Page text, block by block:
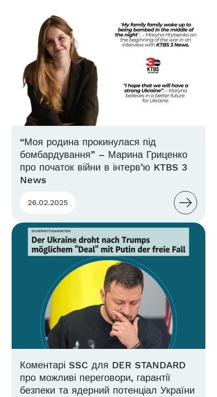
“Моя родина прокинулася під
бомбардування” – Марина Гриценко
про початок війни в інтерв’ю KTBS 3
News
26.02.2025
Коментарі SSC для DER STANDARD
про можливі переговори, гарантії
безпеки та ядерний потенціал України